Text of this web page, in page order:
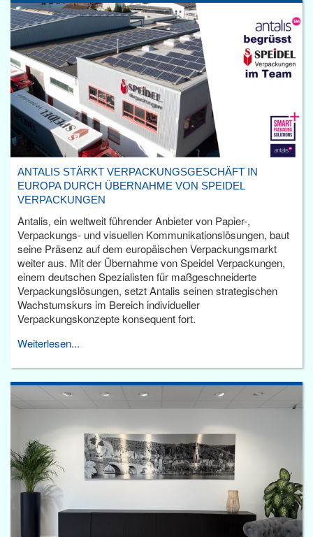
ANTALIS STÄRKT VERPACKUNGSGESCHÄFT IN
EUROPA DURCH ÜBERNAHME VON SPEIDEL
VERPACKUNGEN
Antalis, ein weltweit führender Anbieter von Papier-,
Verpackungs- und visuellen Kommunikationslösungen, baut
seine Präsenz auf dem europäischen Verpackungsmarkt
weiter aus. Mit der Übernahme von Speidel Verpackungen,
einem deutschen Spezialisten für maßgeschneiderte
Verpackungslösungen, setzt Antalis seinen strategischen
Wachstumskurs im Bereich individueller
Verpackungskonzepte konsequent fort.
Weiterlesen...